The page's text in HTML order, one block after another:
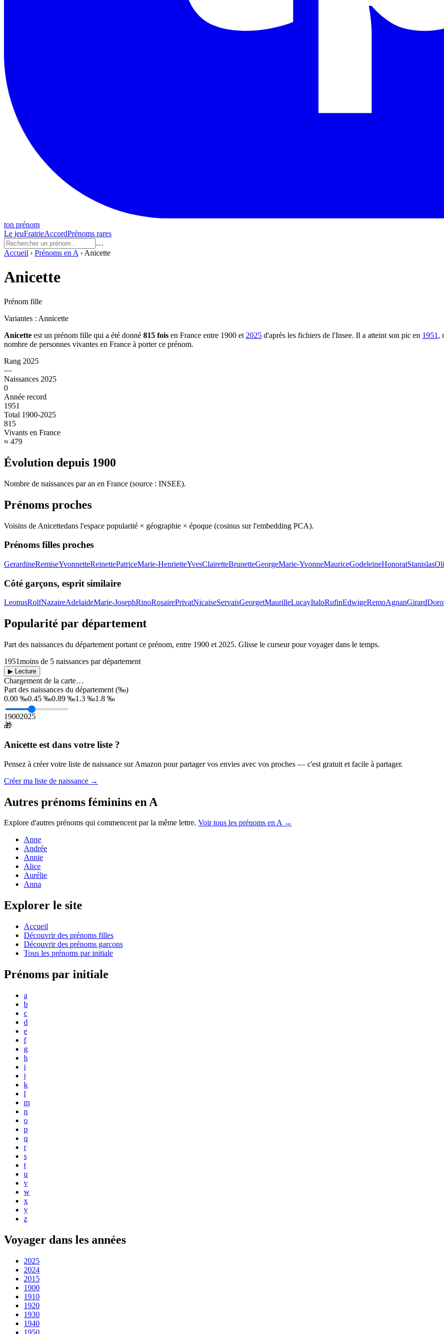
ton prénom
Le jeuFratrieAccordPrénoms rares
…
Accueil › Prénoms en A › Anicette
Anicette
Prénom fille
Variantes : Annicette
Anicette est un prénom fille qui a été donné 815 fois en France entre 1900 et 2025 d'après les fichiers de l'Insee. Il a atteint son pic en 1951 ,
nombre de personnes vivantes en France à porter ce prénom.
Rang 2025
—
Naissances 2025
0
Année record
1951
Total 1900-2025
815
Vivants en France
≈ 479
Évolution depuis 1900
Nombre de naissances par an en France (source : INSEE).
Prénoms proches
Voisins de Anicettedans l'espace popularité × géographie × époque (cosinus sur l'embedding PCA).
Prénoms filles proches
GerardineRemiseYvonnetteReinettePatriceMarie-HenrietteYvesClairetteBrunetteGeorgeMarie-YvonneMauriceGodeleineHonoratStanislas
Côté garçons, esprit similaire
LeonusRolfNazaireAdelaideMarie-JosephRinoRosairePrivatNicaiseServaisGeorgetMaurilleLucayItaloRufinEdwigeRemoAgnanGirard
Popularité par département
Part des naissances du département portant ce prénom, entre 1900 et 2025. Glisse le curseur pour voyager dans le temps.
1951moins de 5 naissances par département
▶ Lecture
Chargement de la carte…
Part des naissances du département (‰)
0.00 ‰0.45 ‰0.89 ‰1.3 ‰1.8 ‰
19002025
🎁
Anicette est dans votre liste ?
Pensez à créer votre liste de naissance sur Amazon pour partager vos envies avec vos proches — c'est gratuit et facile à partager.
Créer ma liste de naissance →
Autres prénoms féminins en A
Explore d'autres prénoms qui commencent par la même lettre. Voir tous les prénoms enA→
Anne
Andrée
Annie
Alice
Aurélie
Anna
Explorer le site
Accueil
Découvrir des prénoms filles
Découvrir des prénoms garçons
Tous les prénoms par initiale
Prénoms par initiale
a
b
c
d
e
f
g
h
i
j
k
l
m
n
o
p
q
r
s
t
u
v
w
x
y
z
Voyager dans les années
2025
2024
2015
1900
1910
1920
1930
1940
1950